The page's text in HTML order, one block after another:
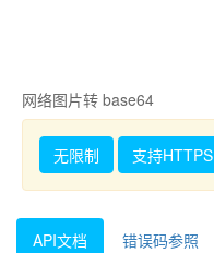
网络图片转 base64
无限制 支持HTTPS
API文档 错误码参照